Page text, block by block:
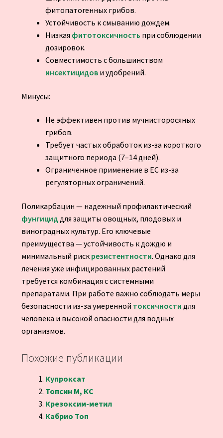
фитопатогенных грибов.
Устойчивость к смыванию дождем.
Низкая фитотоксичность при соблюдении
дозировок.
Совместимость с большинством
инсектицидови удобрений.
Минусы:
Не эффективен против мучнисторосяных
грибов.
Требует частых обработок из-за короткого
защитного периода (7–14 дней).
Ограниченное применение в ЕС из-за
регуляторных ограничений.
Поликарбацин — надежный профилактический
фунгицид для защиты овощных, плодовых и
виноградных культур. Его ключевые
преимущества — устойчивость к дождю и
минимальный риск резистентности. Однако для
лечения уже инфицированных растений
требуется комбинация с системными
препаратами. При работе важно соблюдать меры
безопасности из-за умеренной токсичности для
человека и высокой опасности для водных
организмов.
Похожие публикации
Купроксат
Топсин М, КС
Крезоксим-метил
Кабрио Топ